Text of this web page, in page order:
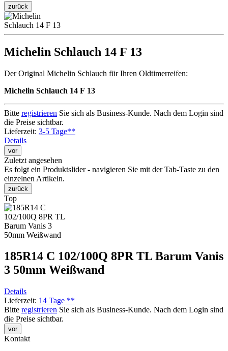
zurück
Michelin Schlauch 14 F 13
Der Original Michelin Schlauch für Ihren Oldtimerreifen:
Michelin Schlauch 14 F 13
Bitte registrieren Sie sich als Business-Kunde. Nach dem Login sind
die Preise sichtbar.
Lieferzeit: 3-5 Tage**
Details
vor
Zuletzt angesehen
Es folgt ein Produktslider - navigieren Sie mit der Tab-Taste zu den
einzelnen Artikeln.
zurück
Top
185R14 C 102/100Q 8PR TL Barum Vanis
3 50mm Weißwand
Details
Lieferzeit: 14 Tage **
Bitte registrieren Sie sich als Business-Kunde. Nach dem Login sind
die Preise sichtbar.
vor
Kontakt